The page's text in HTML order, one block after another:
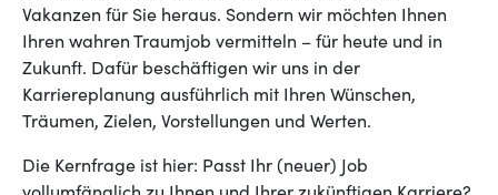
Vakanzen für Sie heraus. Sondern wir möchten Ihnen
Ihren wahren Traumjob vermitteln – für heute und in
Zukunft. Dafür beschäftigen wir uns in der
Karriereplanung ausführlich mit Ihren Wünschen,
Träumen, Zielen, Vorstellungen und Werten.
Die Kernfrage ist hier: Passt Ihr (neuer) Job